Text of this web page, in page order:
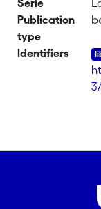
Serie
Publication
type
Identifiers